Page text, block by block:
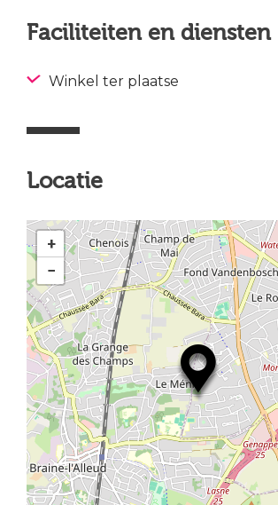
Faciliteiten en diensten
Winkel ter plaatse
Locatie
+
−